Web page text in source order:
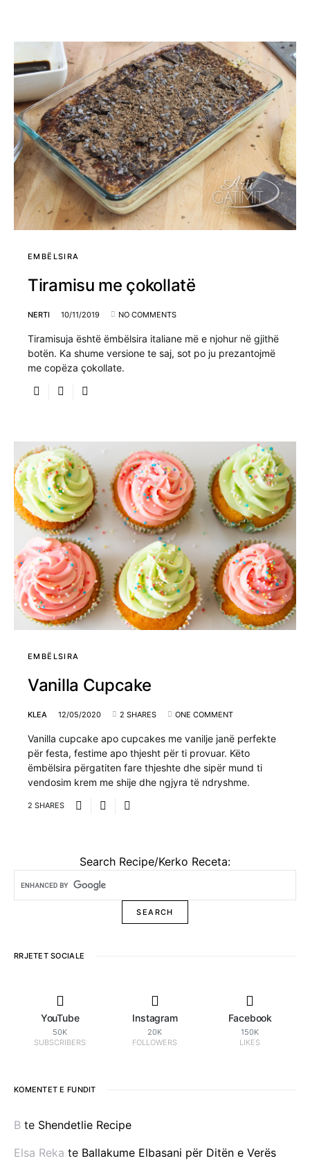
EMBËLSIRA
Tiramisu me çokollatë
NERTI 10/11/2019 NO COMMENTS
Tiramisuja është ëmbëlsira italiane më e njohur në gjithë
botën. Ka shume versione te saj, sot po ju prezantojmë
me copëza çokollate.
EMBËLSIRA
Vanilla Cupcake
KLEA 12/05/2020 2 SHARES ONE COMMENT
Vanilla cupcake apo cupcakes me vanilje janë perfekte
për festa, festime apo thjesht për ti provuar. Këto
ëmbëlsira përgatiten fare thjeshte dhe sipër mund ti
vendosim krem me shije dhe ngjyra të ndryshme.
2 SHARES
Search Recipe/Kerko Receta:
RRJETET SOCIALE
YouTube
50K
SUBSCRIBERS
Instagram
20K
FOLLOWERS
Facebook
150K
LIKES
KOMENTET E FUNDIT
B te Shendetlie Recipe
Elsa Reka te Ballakume Elbasani për Ditën e Verës